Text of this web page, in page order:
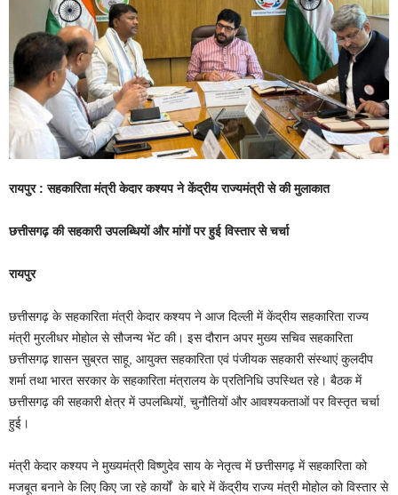
रायपुर : सहकारिता मंत्री केदार कश्यप ने केंद्रीय राज्यमंत्री से की मुलाकात
छत्तीसगढ़ की सहकारी उपलब्धियों और मांगों पर हुई विस्तार से चर्चा
रायपुर
छत्तीसगढ़ के सहकारिता मंत्री केदार कश्यप ने आज दिल्ली में केंद्रीय सहकारिता राज्य
मंत्री मुरलीधर मोहोल से सौजन्य भेंट की। इस दौरान अपर मुख्य सचिव सहकारिता
छत्तीसगढ़ शासन सुब्रत साहू, आयुक्त सहकारिता एवं पंजीयक सहकारी संस्थाएं कुलदीप
शर्मा तथा भारत सरकार के सहकारिता मंत्रालय के प्रतिनिधि उपस्थित रहे। बैठक में
छत्तीसगढ़ की सहकारी क्षेत्र में उपलब्धियों, चुनौतियों और आवश्यकताओं पर विस्तृत चर्चा
हुई।
मंत्री केदार कश्यप ने मुख्यमंत्री विष्णुदेव साय के नेतृत्व में छत्तीसगढ़ में सहकारिता को
मजबूत बनाने के लिए किए जा रहे कार्यों के बारे में केंद्रीय राज्य मंत्री मोहोल को विस्तार से